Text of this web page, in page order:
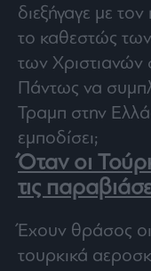
διεξήγαγε με
το καθεστώς
των
Πάντως να
Τραμπ στην
εμποδίσει;
Όταν οι
τις
Έχουν θράσος
τουρκικά